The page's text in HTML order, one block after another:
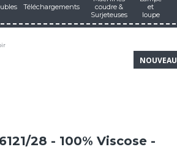
Téléchargements
coudre &
Surjeteuses
et
loupe
NOUVEAU
28 - 100% Viscose -